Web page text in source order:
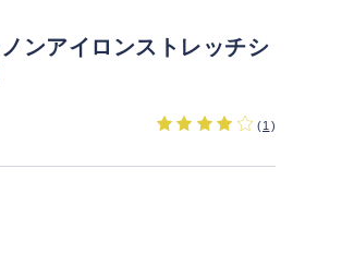
ンアイロンストレッチシ
(1 )